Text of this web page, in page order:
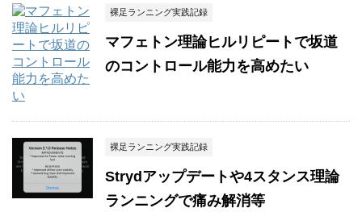
裸足ランニング実践記録
マフェトン理論ヒルリピートで坂道
のコントロール能力を高めたい
裸足ランニング実践記録
Strydアップデートや4スタンス理論
ランニングで痛み解消等